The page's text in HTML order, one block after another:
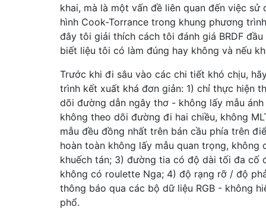
khai, mà là một vấn đề liên quan đến việc sử
hình Cook-Torrance trong khung phương
đây tôi giải thích cách tôi đánh giá BRDF
biết liệu tôi có làm đúng hay không và nếu
Trước khi đi sâu vào các chi tiết khó chịu,
trình kết xuất khá đơn giản: 1) chỉ thực hiện
dõi đường dẫn ngây thơ - không lấy mẫu
không theo dõi đường đi hai chiều, không
mẫu đều đồng nhất trên bán cầu phía trên
hoàn toàn không lấy mẫu quan trọng, không
khuếch tán; 3) đường tia có độ dài tối đa cố
không có roulette Nga; 4) độ rạng rỡ / độ
thông báo qua các bộ dữ liệu RGB - không
phổ.